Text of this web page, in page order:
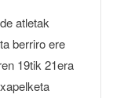
atletak
berriro ere
19tik 21era